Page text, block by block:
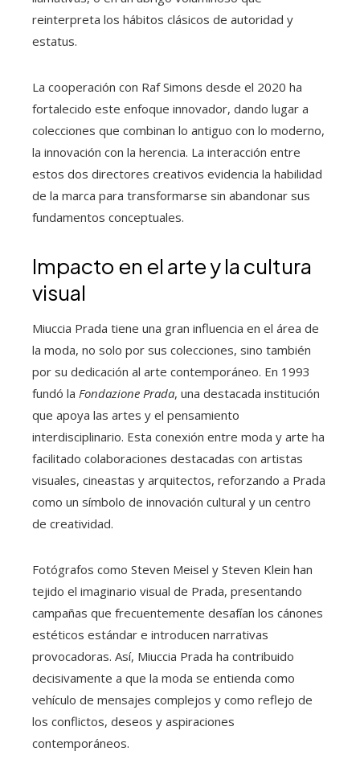
reinterpreta los hábitos clásicos de autoridad y
estatus.
La cooperación con Raf Simons desde el 2020 ha
fortalecido este enfoque innovador, dando lugar a
colecciones que combinan lo antiguo con lo moderno,
la innovación con la herencia. La interacción entre
estos dos directores creativos evidencia la habilidad
de la marca para transformarse sin abandonar sus
fundamentos conceptuales.
Impacto en el arte y la cultura
visual
Miuccia Prada tiene una gran influencia en el área de
la moda, no solo por sus colecciones, sino también
por su dedicación al arte contemporáneo. En 1993
fundó la Fondazione Prada, una destacada institución
que apoya las artes y el pensamiento
interdisciplinario. Esta conexión entre moda y arte ha
facilitado colaboraciones destacadas con artistas
visuales, cineastas y arquitectos, reforzando a Prada
como un símbolo de innovación cultural y un centro
de creatividad.
Fotógrafos como Steven Meisel y Steven Klein han
tejido el imaginario visual de Prada, presentando
campañas que frecuentemente desafían los cánones
estéticos estándar e introducen narrativas
provocadoras. Así, Miuccia Prada ha contribuido
decisivamente a que la moda se entienda como
vehículo de mensajes complejos y como reflejo de
los conflictos, deseos y aspiraciones
contemporáneos.